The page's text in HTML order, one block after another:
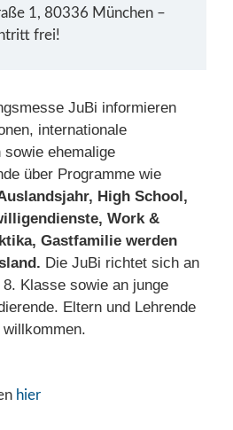
1, 80336 München –
frei!
JuBi informieren
internationale
sowie ehemalige
über Programme wie
High School,
Work &
Gastfamilie werden
Die JuBi richtet sich an
Klasse sowie an junge
Eltern und Lehrende
hier